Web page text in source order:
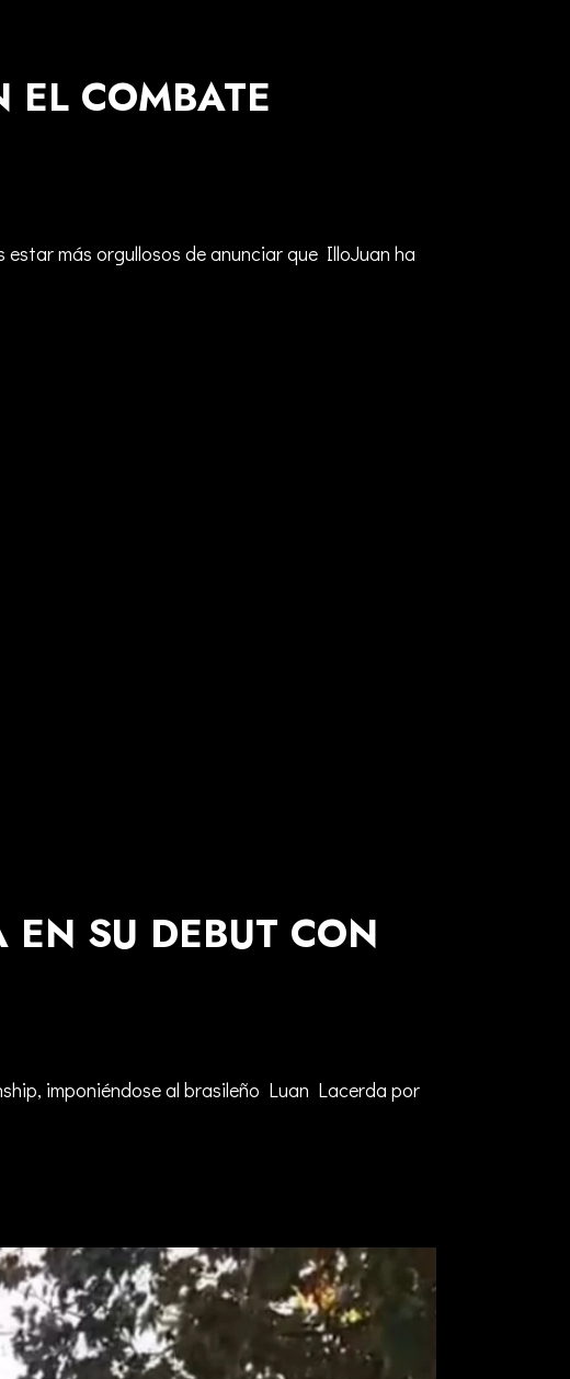
EL COMBATE
más orgullosos de anunciar que IlloJuan ha
SU DEBUT CON
imponiéndose al brasileño Luan Lacerda por